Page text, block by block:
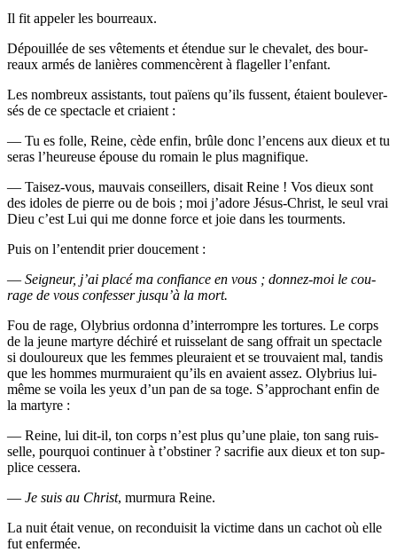
Il fit appe­ler les bourreaux.
Dépouillée de ses vête­ments et éten­due sur le che­va­let, des bour­
reaux armés de lanières com­men­cèrent à fla­gel­ler l’enfant.
Les nom­breux assis­tants, tout païens qu’ils fussent, étaient bou­le­ver­
sés de ce spec­tacle et criaient :
— Tu es folle, Reine, cède enfin, brûle donc l’en­cens aux dieux et tu
seras l’heu­reuse épouse du romain le plus magnifique.
— Tai­sez-vous, mau­vais conseillers, disait Reine ! Vos dieux sont
des idoles de pierre ou de bois ; moi j’a­dore Jésus-Christ, le seul vrai
Dieu c’est Lui qui me donne force et joie dans les tourments.
Puis on l’en­ten­dit prier doucement :
— Sei­gneur, j’ai pla­cé ma confiance en vous ; don­nez-moi le cou­
rage de vous confes­ser jus­qu’à la mort.
Fou de rage, Oly­brius ordon­na d’in­ter­rompre les tor­tures. Le corps
de la jeune mar­tyre déchi­ré et ruis­se­lant de sang offrait un spec­tacle
si dou­lou­reux que les femmes pleu­raient et se trou­vaient mal, tan­dis
que les hommes mur­mu­raient qu’ils en avaient assez. Oly­brius lui-
même se voi­la les yeux d’un pan de sa toge. S’ap­pro­chant enfin de
la martyre :
— Reine, lui dit-il, ton corps n’est plus qu’une plaie, ton sang ruis­
selle, pour­quoi conti­nuer à t’obs­ti­ner ? sacri­fie aux dieux et ton sup­
plice cessera.
— Je suis au Christ, mur­mu­ra Reine.
La nuit était venue, on recon­dui­sit la vic­time dans un cachot où elle
fut enfermée.